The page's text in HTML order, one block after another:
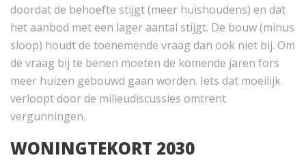
doordat de behoefte stijgt (meer huishoudens) en dat
het aanbod met een lager aantal stijgt. De bouw (minus
sloop) houdt de toenemende vraag dan ook niet bij. Om
de vraag bij te benen moeten de komende jaren fors
meer huizen gebouwd gaan worden. Iets dat moeilijk
verloopt door de milieudiscussies omtrent
vergunningen.
WONINGTEKORT 2030